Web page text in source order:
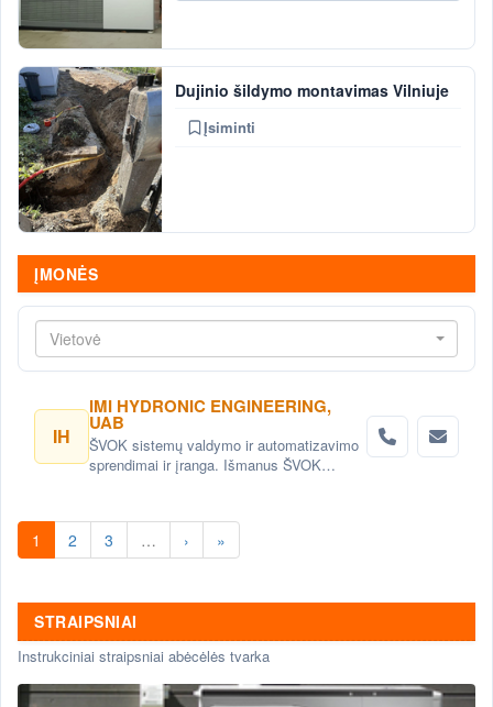
Dujinio šildymo montavimas Vilniuje
Įsiminti
ĮMONĖS
Vietovė
IH
IMI HYDRONIC ENGINEERING,
UAB
ŠVOK sistemų valdymo ir automatizavimo
sprendimai ir įranga. Išmanus ŠVOK
automatizavimas.
1 2 3 … › »
STRAIPSNIAI
Instrukciniai straipsniai abėcėlės tvarka